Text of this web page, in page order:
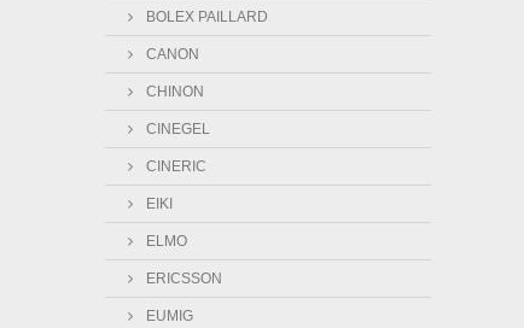
BOLEX PAILLARD
CANON
CHINON
CINEGEL
CINERIC
EIKI
ELMO
ERICSSON
EUMIG